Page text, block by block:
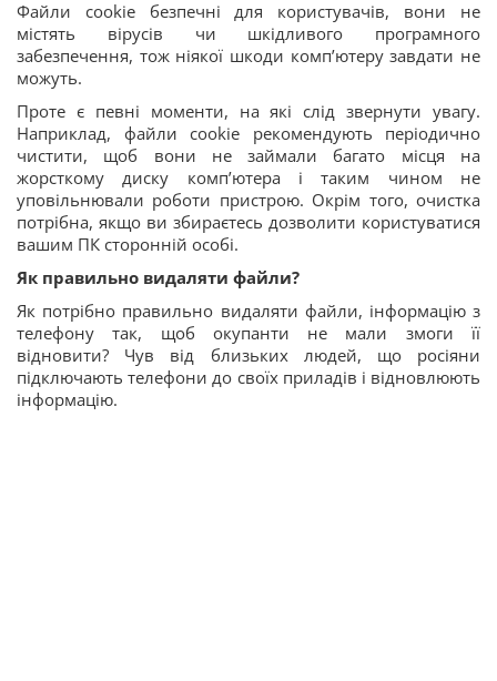
Файли cookie безпечні для користувачів, вони не
містять вірусів чи шкідливого програмного
забезпечення, тож ніякої шкоди комп’ютеру завдати не
можуть.
Проте є певні моменти, на які слід звернути увагу.
Наприклад, файли cookie рекомендують періодично
чистити, щоб вони не займали багато місця на
жорсткому диску комп’ютера і таким чином не
уповільнювали роботи пристрою. Окрім того, очистка
потрібна, якщо ви збираєтесь дозволити користуватися
вашим ПК сторонній особі.
Як правильно видаляти файли?
Як потрібно правильно видаляти файли, інформацію з
телефону так, щоб окупанти не мали змоги її
відновити? Чув від близьких людей, що росіяни
підключають телефони до своїх приладів і відновлюють
інформацію.